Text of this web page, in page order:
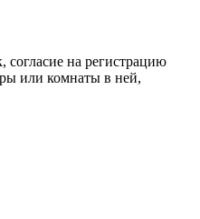
на регистрацию
или комнаты в ней,